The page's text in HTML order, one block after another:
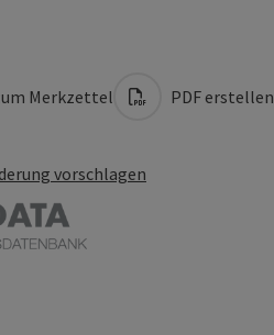
Merkzettel PDF erstellen
vorschlagen